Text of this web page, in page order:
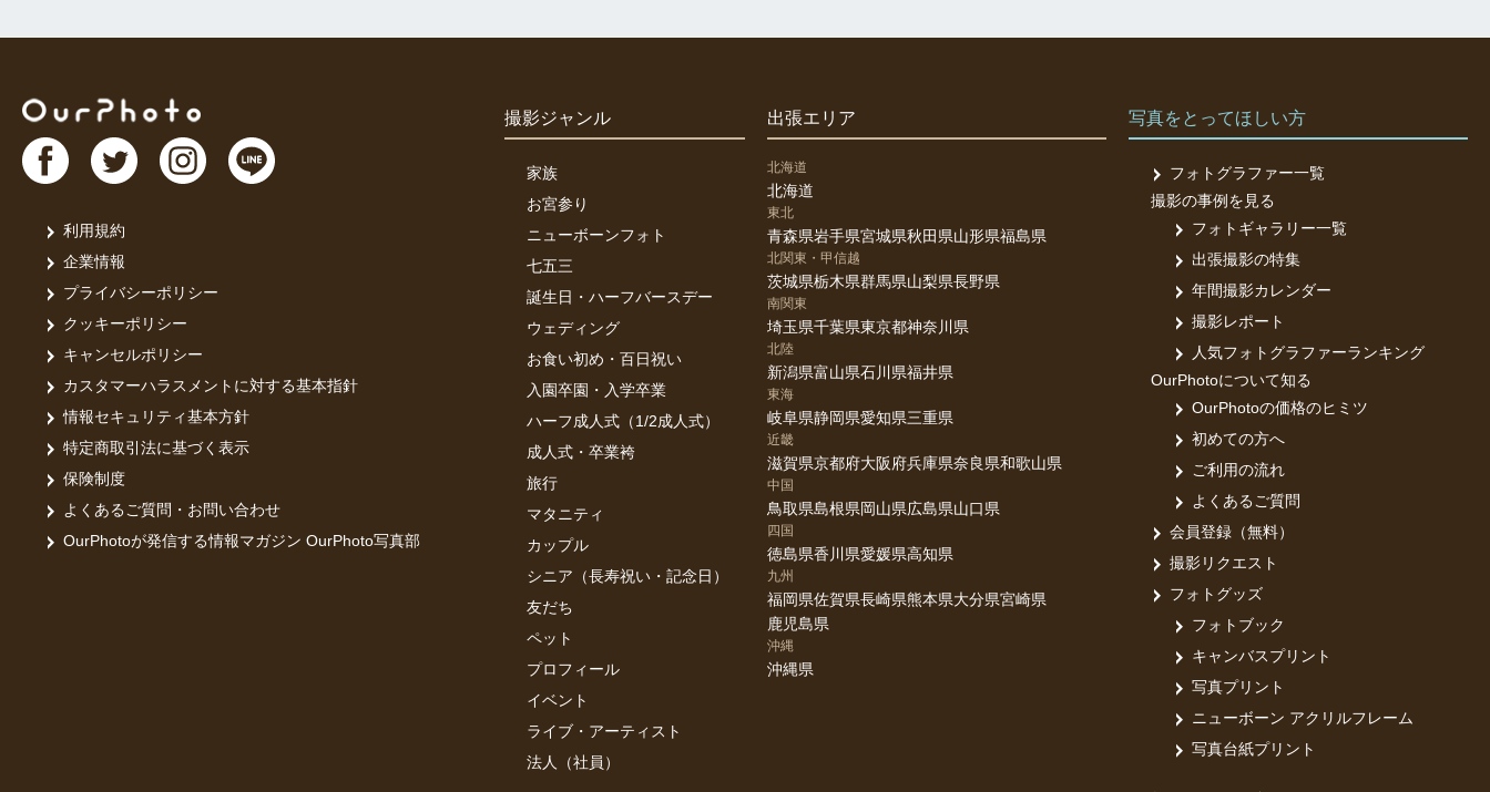
利用規約
企業情報
プライバシーポリシー
クッキーポリシー
キャンセルポリシー
カスタマーハラスメントに対する基本指針
情報セキュリティ基本方針
特定商取引法に基づく表示
保険制度
よくあるご質問・お問い合わせ
OurPhotoが発信する情報マガジン OurPhoto写真部
撮影ジャンル
家族
お宮参り
ニューボーンフォト
七五三
誕生日・ハーフバースデー
ウェディング
お食い初め・百日祝い
入園卒園・入学卒業
ハーフ成人式（1/2成人式）
成人式・卒業袴
旅行
マタニティ
カップル
シニア（長寿祝い・記念日）
友だち
ペット
プロフィール
イベント
ライブ・アーティスト
法人（社員）
出張エリア
北海道
北海道
東北
青森県岩手県宮城県秋田県山形県福島県
北関東・甲信越
茨城県栃木県群馬県山梨県長野県
南関東
埼玉県千葉県東京都神奈川県
北陸
新潟県富山県石川県福井県
東海
岐阜県静岡県愛知県三重県
近畿
滋賀県京都府大阪府兵庫県奈良県和歌山県
中国
鳥取県島根県岡山県広島県山口県
四国
徳島県香川県愛媛県高知県
九州
福岡県佐賀県長崎県熊本県大分県宮崎県
鹿児島県
沖縄
沖縄県
写真をとってほしい方
フォトグラファー一覧
撮影の事例を見る
フォトギャラリー一覧
出張撮影の特集
年間撮影カレンダー
撮影レポート
人気フォトグラファーランキング
OurPhotoについて知る
OurPhotoの価格のヒミツ
初めての方へ
ご利用の流れ
よくあるご質問
会員登録（無料）
撮影リクエスト
フォトグッズ
フォトブック
キャンバスプリント
写真プリント
ニューボーン アクリルフレーム
写真台紙プリント